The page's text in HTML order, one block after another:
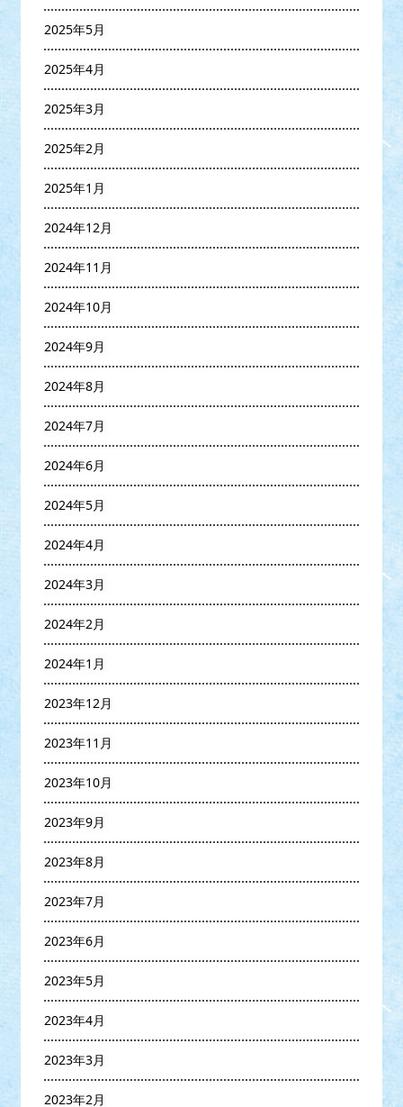
2025年5月
2025年4月
2025年3月
2025年2月
2025年1月
2024年12月
2024年11月
2024年10月
2024年9月
2024年8月
2024年7月
2024年6月
2024年5月
2024年4月
2024年3月
2024年2月
2024年1月
2023年12月
2023年11月
2023年10月
2023年9月
2023年8月
2023年7月
2023年6月
2023年5月
2023年4月
2023年3月
2023年2月